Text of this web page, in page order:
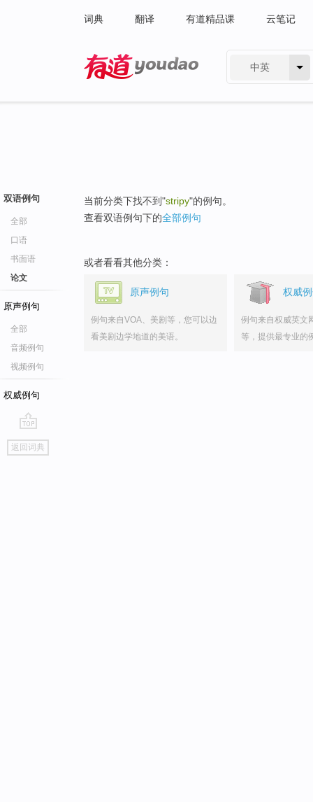
词典 翻译 有道精品课 云笔记
中英
双语例句
全部
口语
书面语
论文
原声例句
全部
音频例句
视频例句
权威例句
go
top
返回词典
当前分类下找不到"stripy"的例句。
查看双语例句下的全部例句
或者看看其他分类：
原声例句
例句来自VOA、美剧等，您可以边
看美剧边学地道的美语。
权威
例句来自权威英文
等，提供最专业的